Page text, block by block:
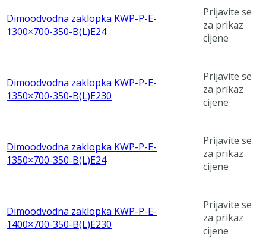
Dimoodvodna zaklopka KWP-P-E-
1300×700-350-B(L)E24
Prijavite se
za prikaz
cijene
Dimoodvodna zaklopka KWP-P-E-
1350×700-350-B(L)E230
Prijavite se
za prikaz
cijene
Dimoodvodna zaklopka KWP-P-E-
1350×700-350-B(L)E24
Prijavite se
za prikaz
cijene
Dimoodvodna zaklopka KWP-P-E-
1400×700-350-B(L)E230
Prijavite se
za prikaz
cijene